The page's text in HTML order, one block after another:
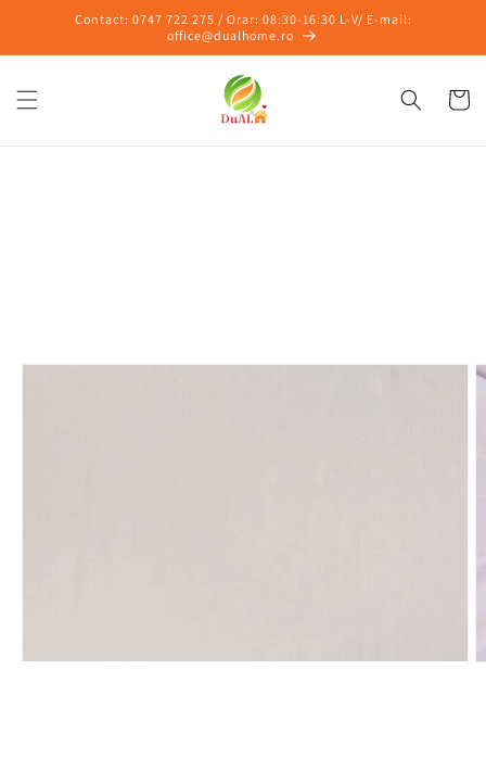
Salt laContact: 0747 722 275 / Orar: 08:30-16:30 L-V/ E-mail:
office@dualhome.ro
Coș